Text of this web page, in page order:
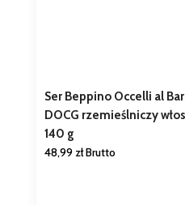
Ser Beppino Occelli al
DOCG rzemieślniczy
140 g
48,99 złBrutto